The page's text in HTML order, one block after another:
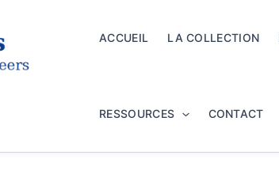
ACCUEIL LA COLLECTION
RESSOURCES CONTACT